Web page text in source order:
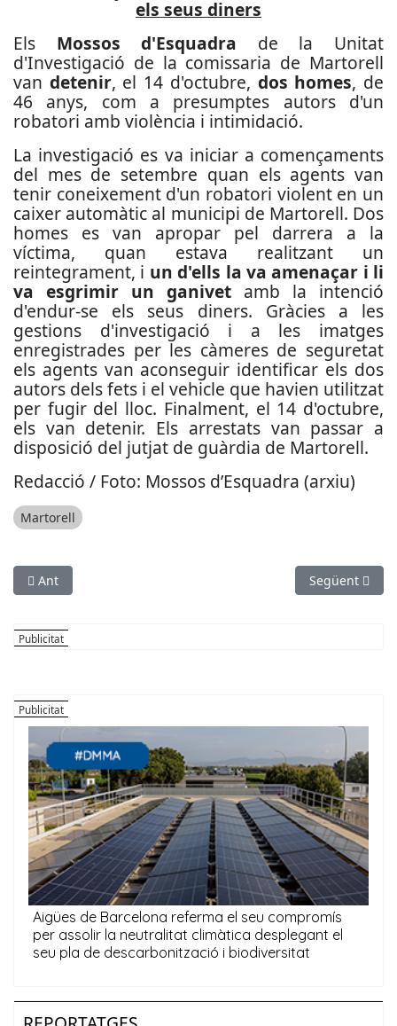
els seus diners
Els Mossos d'Esquadra de la Unitat
d'Investigació de la comissaria de Martorell
van detenir, el 14 d'octubre, dos homes, de
46 anys, com a presumptes autors d'un
robatori amb violència i intimidació.
La investigació es va iniciar a començaments
del mes de setembre quan els agents van
tenir coneixement d'un robatori violent en un
caixer automàtic al municipi de Martorell. Dos
homes es van apropar pel darrera a la
víctima, quan estava realitzant un
reintegrament, i un d'ells la va amenaçar i li
va esgrimir un ganivet amb la intenció
d'endur-se els seus diners. Gràcies a les
gestions d'investigació i a les imatges
enregistrades per les càmeres de seguretat
els agents van aconseguir identificar els dos
autors dels fets i el vehicle que havien utilitzat
per fugir del lloc. Finalment, el 14 d'octubre,
els van detenir. Els arrestats van passar a
disposició del jutjat de guàrdia de Martorell.
Redacció / Foto: Mossos d’Esquadra (arxiu)
Martorell
Article anterior: El TSJC confirma la pena a la dona que va
Ant Article
Següent